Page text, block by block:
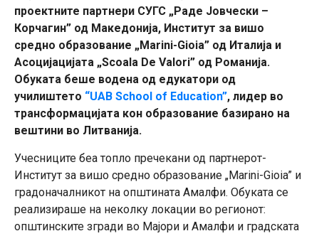
проектните партнери СУГС „Раде Јовчески –
Корчагин” од Македонија, Институт за вишо
средно образование „Marini-Gioia” од Италија и
Асоцијацијата „Scoala De Valori” од Романија.
Обуката беше водена од едукатори од
училиштето “UAB School of Education”, лидер во
трансформацијата кон образование базирано на
вештини во Литванија.
Учесниците беа топло пречекани од партнерот-
Институт за вишо средно образование „Marini-Gioia” и
градоначалникот на општината Амалфи. Обуката се
реализираше на неколку локации во регионот:
општинските згради во Мајори и Амалфи и градската